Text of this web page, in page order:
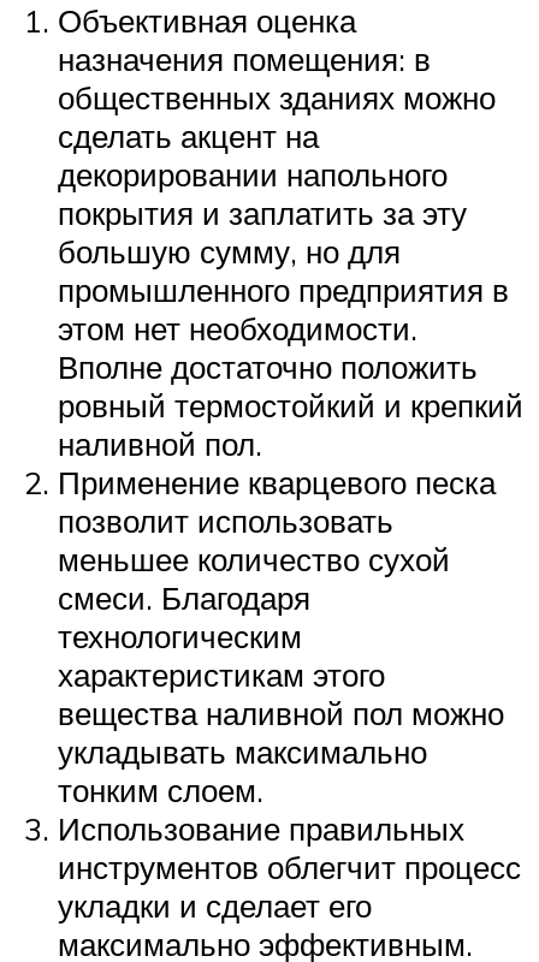
Объективная оценка
назначения помещения: в
общественных зданиях можно
сделать акцент на
декорировании напольного
покрытия и заплатить за эту
большую сумму, но для
промышленного предприятия в
этом нет необходимости.
Вполне достаточно положить
ровный термостойкий и крепкий
наливной пол.
Применение кварцевого песка
позволит использовать
меньшее количество сухой
смеси. Благодаря
технологическим
характеристикам этого
вещества наливной пол можно
укладывать максимально
тонким слоем.
Использование правильных
инструментов облегчит процесс
укладки и сделает его
максимально эффективным.